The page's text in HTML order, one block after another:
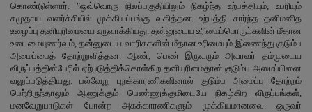
கொண்டுள்ளார். "ஒவ்வொரு நிலப்பகுதியிலும் நிகழ்ந்த உற்பத்தியும், உபரியும்
சமுதாய வளர்ச்சியில் முக்கியப்பங்கு வகித்தன. உற்பத்தி சார்ந்த தனிமனித
உழைப்பு தனியுரிமையை உருவாக்கியது. தன்னுடைய உரிமைப்பொருட்களின் மீதான
உடைமையுணர்வும், தன்னுடைய வாரிசுகளின் மீதான உரிமையும் இணைந்து குடும்ப
அமைப்பைத் தோற்றுவித்தன. ஆண், பெண் இருவரும் அவரவர் தம்முடைய
விருப்பத்தின்பேரில் ஏற்படுத்திக்கொள்கிற தனியுரிமைதான் குடும்ப அமைப்பினை
வலுப்படுத்தியது. பல்வேறு புறக்காரணிகளினால் குடும்ப அமைப்பு தோற்றம்
பெற்றிருந்தாலும் ஆணுக்கும் பெண்ணுக்குமிடையே நிகழ்கிற விருப்பங்கள்,
மனவேறுபாடுகள் போன்ற அகக்காரணிகளும் முக்கியமானவை. ஒருவர்